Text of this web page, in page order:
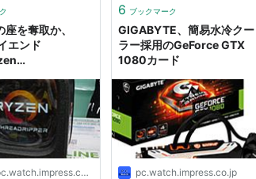
を奪取か、
エンド
/32スレッドの
実売15万円越
ラー推奨
6 ブックマーク
GIGABYTE、簡易水冷クー
ラー採用のGeForce GTX
1080カード
pc.watch.impress.co.jp